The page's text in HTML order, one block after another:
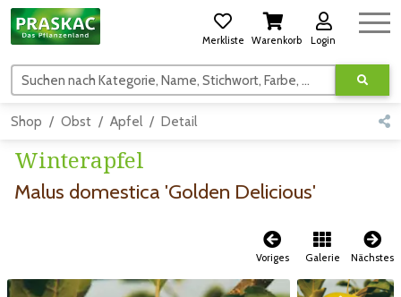
Merkliste Warenkorb Login
Suchen nach Kategorie, Name, Stichwort, Farbe, usw.
Shop Obst Apfel Detail
Winterapfel
Malus domestica 'Golden Delicious'
Voriges Galerie Nächstes